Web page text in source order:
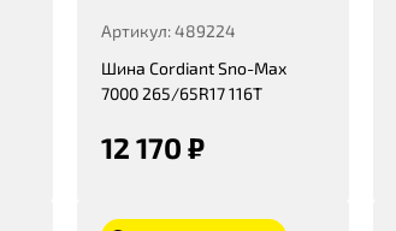
Артикул: 489224
Шина Cordiant Sno-Max
7000 265/65R17 116T
12 170 ₽